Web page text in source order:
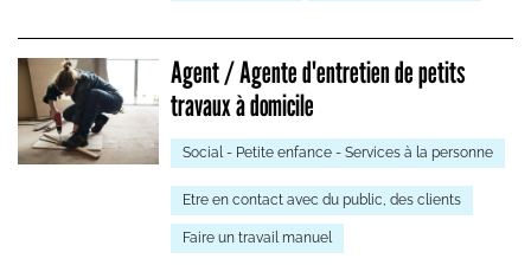
Agent / Agente d'entretien de petits
travaux à domicile
Social - Petite enfance - Services à la personne
Etre en contact avec du public, des clients
Faire un travail manuel